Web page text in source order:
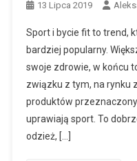
13 Lipca 2019
Sport i bycie fit to trend,
bardziej popularny.
swoje zdrowie, w końcu
związku z tym, na rynku
produktów
uprawiają sport. To
odzież, […]